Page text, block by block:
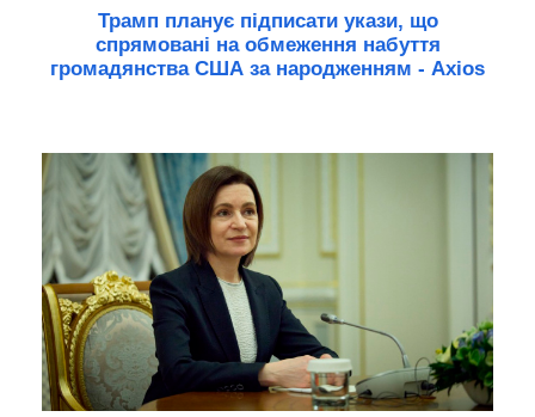
Трамп планує підписати укази, що
спрямовані на обмеження набуття
громадянства США за народженням - Axios